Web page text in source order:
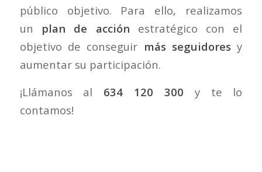
público objetivo. Para ello, realizamos
un plan de acción estratégico con el
objetivo de conseguir más seguidores y
aumentar su participación.
¡Llámanos al 634 120 300 y te lo
contamos!